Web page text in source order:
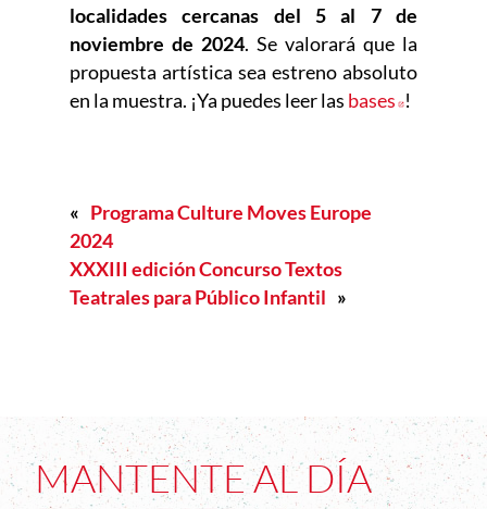
localidades cercanas del 5 al 7 de
noviembre de 2024. Se valorará que la
propuesta artística sea estreno absoluto
en la muestra. ¡Ya puedes leer las bases Abre en
!
« Programa Culture Moves Europe
2024
XXXIII edición Concurso Textos
Teatrales para Público Infantil »
MANTENTE AL DÍA